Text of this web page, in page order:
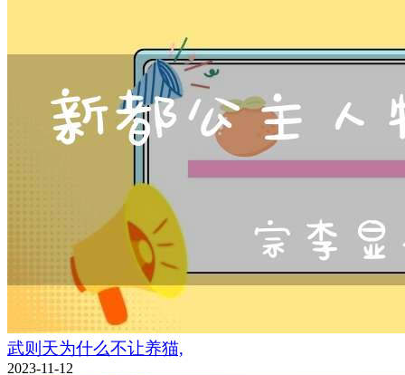
武则天为什么不让养猫,
2023-11-12